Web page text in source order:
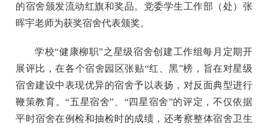
的宿舍颁发流动红旗和奖品。党委学生工作部（处） 张
晖宇老师为获奖宿舍代表颁奖。
学校“健康柳职”之星级宿舍创建工作组每月定期开
展评比，在各个宿舍园区张贴“红、黑”榜，旨在对星级
宿舍建设中表现优异的宿舍予以表扬，对反面典型进行
鞭策教育。“五星宿舍”、“四星宿舍”的评定，不仅依据
平时宿舍在例检和抽检时的成绩，还考察整体宿舍卫生